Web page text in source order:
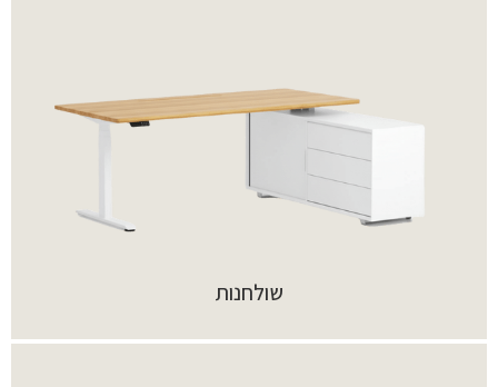
שולחנות